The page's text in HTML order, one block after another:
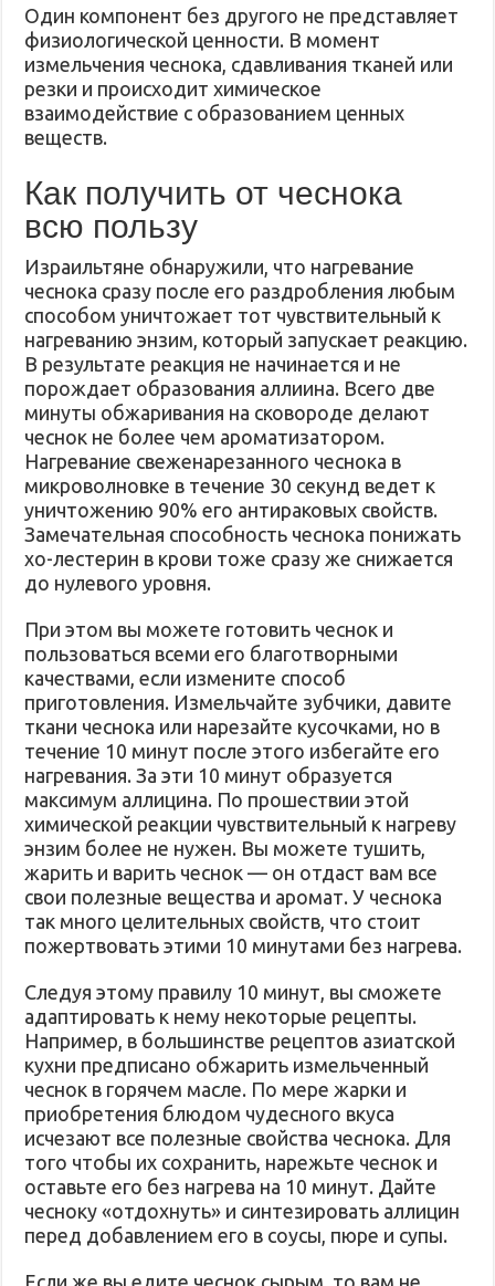
Один компонент без другого не представляет
физиологической ценности. В момент
измельчения чеснока, сдавливания тканей или
резки и происходит химическое
взаимодействие с образованием ценных
веществ.
Как получить от чеснока
всю пользу
Израильтяне обнаружили, что нагревание
чеснока сразу после его раздробления любым
способом уничтожает тот чувствительный к
нагреванию энзим, который запускает реакцию.
В результате реакция не начинается и не
порождает образования аллиина. Всего две
минуты обжаривания на сковороде делают
чеснок не более чем ароматизатором.
Нагревание свеженарезанного чеснока в
микроволновке в течение 30 секунд ведет к
уничтожению 90% его антираковых свойств.
Замечательная способность чеснока понижать
хо-лестерин в крови тоже сразу же снижается
до нулевого уровня.
При этом вы можете готовить чеснок и
пользоваться всеми его благотворными
качествами, если измените способ
приготовления. Измельчайте зубчики, давите
ткани чеснока или нарезайте кусочками, но в
течение 10 минут после этого избегайте его
нагревания. За эти 10 минут образуется
максимум аллицина. По прошествии этой
химической реакции чувствительный к нагреву
энзим более не нужен. Вы можете тушить,
жарить и варить чеснок — он отдаст вам все
свои полезные вещества и аромат. У чеснока
так много целительных свойств, что стоит
пожертвовать этими 10 минутами без нагрева.
Следуя этому правилу 10 минут, вы сможете
адаптировать к нему некоторые рецепты.
Например, в большинстве рецептов азиатской
кухни предписано обжарить измельченный
чеснок в горячем масле. По мере жарки и
приобретения блюдом чудесного вкуса
исчезают все полезные свойства чеснока. Для
того чтобы их сохранить, нарежьте чеснок и
оставьте его без нагрева на 10 минут. Дайте
чесноку «отдохнуть» и синтезировать аллицин
перед добавлением его в соусы, пюре и супы.
Если же вы едите чеснок сырым, то вам не